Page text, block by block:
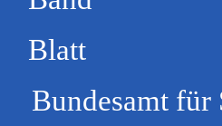
für